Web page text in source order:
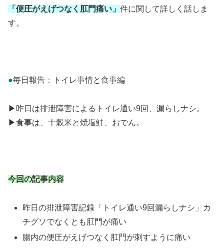
「便圧がえげつなく肛門痛い 」 件に関して詳しく話しま
す。
●毎日報告：トイレ事情と食事編
▶昨日は排泄障害によるトイレ通い9回、漏らしナシ。
▶食事は、十穀米と焼塩鮭、おでん。
今回の記事内容
昨日の排泄障害記録「トイレ通い9回漏らしナシ」カ
チグソでなくとも肛門が痛い
腸内の便圧がえげつなく肛門が刺すように痛い